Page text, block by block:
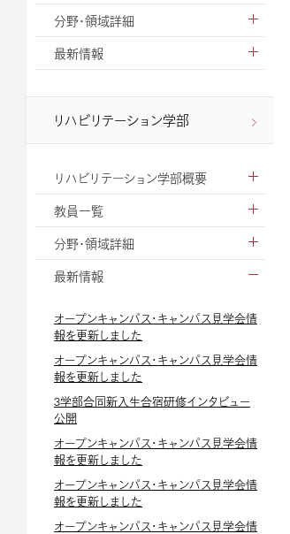
分野・領域詳細
最新情報
リハビリテーション学部
リハビリテーション学部概要
教員一覧
分野・領域詳細
最新情報
オープンキャンパス・キャンパス見学会情
報を更新しました
オープンキャンパス・キャンパス見学会情
報を更新しました
3学部合同新入生合宿研修インタビュー
公開
オープンキャンパス・キャンパス見学会情
報を更新しました
オープンキャンパス・キャンパス見学会情
報を更新しました
オープンキャンパス・キャンパス見学会情